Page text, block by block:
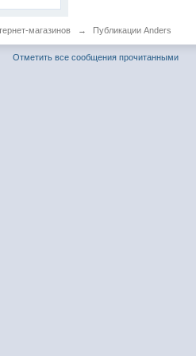
магазинов → Публикации Anders
Отметить все сообщения прочитанными